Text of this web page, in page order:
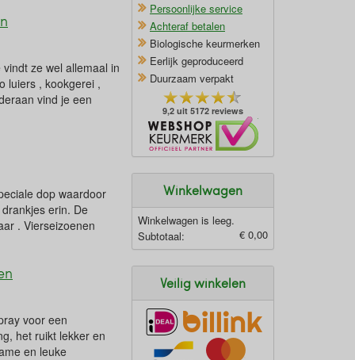
ze wel allemaal in
luiers , kookgerei ,
vind je een
dop waardoor
erin. De
. Vierseizoenen
voor een
het ruikt lekker en
en leuke
Persoonlijke service
Achteraf betalen
Biologische keurmerken
Eerlijk geproduceerd
Duurzaam verpakt
9,2 uit 5172 reviews
Winkelwagen
Winkelwagen is leeg.
Subtotaal:
€ 0,00
Veilig winkelen